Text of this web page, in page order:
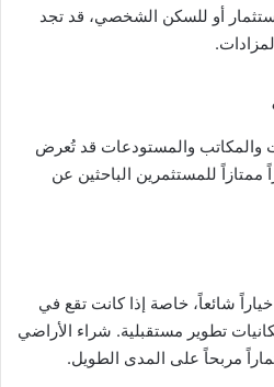
أو للسكن الشخصي، قد تجد
والمكاتب والمستودعات قد تُعرض
ممتازاً للمستثمرين الباحثين عن
شائعاً، خاصة إذا كانت تقع في
تطوير مستقبلية. شراء الأراضي
مربحاً على المدى الطويل.